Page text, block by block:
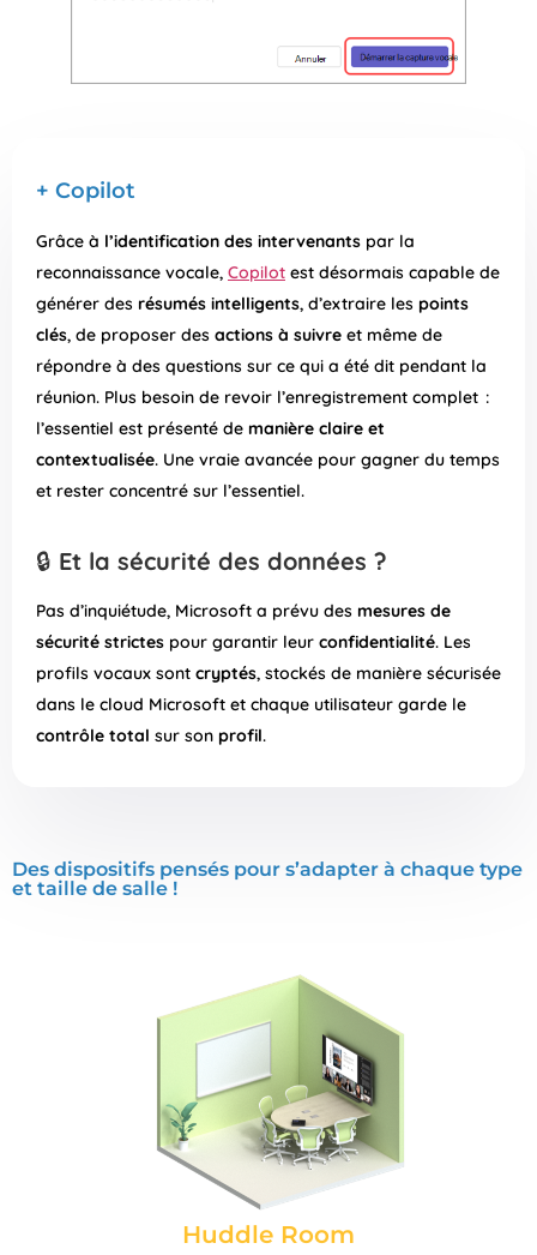
+ Copilot
Grâce à l’identification des intervenants par la
reconnaissance vocale, Copilot est désormais capable de
générer des résumés intelligents, d’extraire les points
clés, de proposer des actions à suivre et même de
répondre à des questions sur ce qui a été dit pendant la
réunion. Plus besoin de revoir l’enregistrement complet :
l’essentiel est présenté de manière claire et
contextualisée. Une vraie avancée pour gagner du temps
et rester concentré sur l’essentiel.
🔒​ Et la sécurité des données ?
Pas d’inquiétude, Microsoft a prévu des mesures de
sécurité strictes pour garantir leur confidentialité. Les
profils vocaux sont cryptés, stockés de manière sécurisée
dans le cloud Microsoft et chaque utilisateur garde le
contrôle total sur son profil.
Des dispositifs pensés pour s’adapter à chaque type
et taille de salle !
Huddle Room